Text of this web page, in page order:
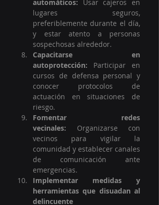
automáticos: Usar cajeros en
lugares seguros,
preferiblemente durante el día,
y estar atento a personas
sospechosas alrededor.
Capacitarse en
autoprotección: Participar en
cursos de defensa personal y
conocer protocolos de
actuación en situaciones de
riesgo.
Fomentar redes
vecinales: Organizarse con
vecinos para vigilar la
comunidad y establecer canales
de comunicación ante
emergencias.
Implementar medidas y
herramientas que disuadan al
delincuente